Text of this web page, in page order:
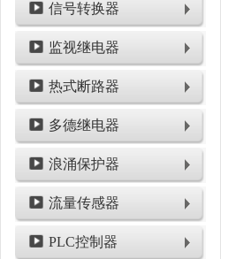
信号转换器
监视继电器
热式断路器
多德继电器
浪涌保护器
流量传感器
PLC控制器